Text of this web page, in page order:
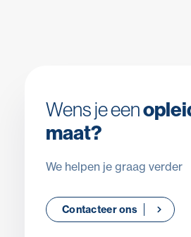
Wens je een
maat?
We helpen je graag verder
Contacteer ons